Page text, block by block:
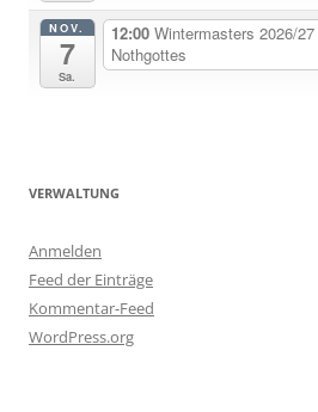
NOV.
7
Sa.
12:00 Wintermasters 2026/27
Nothgottes
VERWALTUNG
Anmelden
Feed der Einträge
Kommentar-Feed
WordPress.org